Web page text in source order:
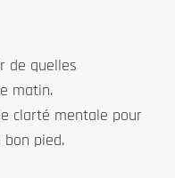
de quelles
matin.
clarté mentale pour
pied.